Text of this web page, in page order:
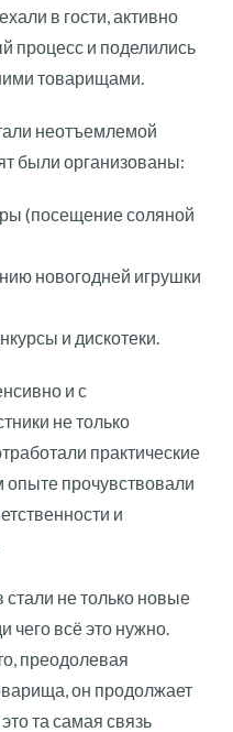
в гости, активно
процесс и поделились
товарищами.
неотъемлемой
были организованы:
(посещение соляной
новогодней игрушки
и дискотеки.
и с
не только
практические
опыте прочувствовали
и
не только новые
чего всё это нужно.
преодолевая
он продолжает
та самая связь